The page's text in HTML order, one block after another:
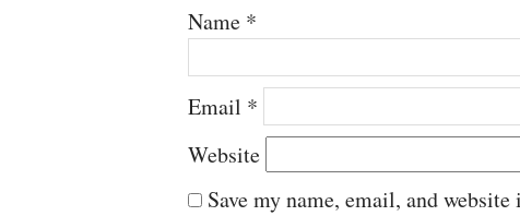
Name *
Email *
Website
Save my name, email, and